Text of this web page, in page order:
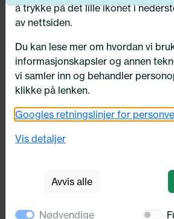
Velg kjøretøy
Drivverk
Motor, Drivstoff og
Karosseri, tilbehør og
Karosseri
å trykke på det lille ikonet i
av nettsiden.
Du kan lese mer om hvordan vi
informasjonskapsler og annen
vi samler inn og behandler
klikke på lenken.
Googles retningslinjer for
Vis detaljer
Avvis alle
Nødvendige